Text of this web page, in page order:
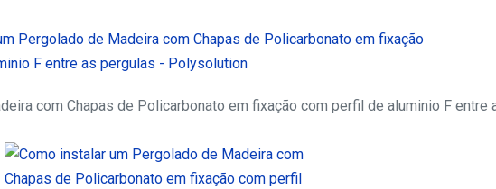
com Chapas de Policarbonato em fixação com perfil de aluminio F entre